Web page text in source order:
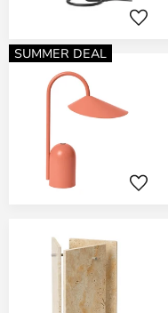
SUMMER DEAL